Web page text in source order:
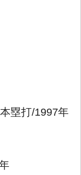
塁打/1997年